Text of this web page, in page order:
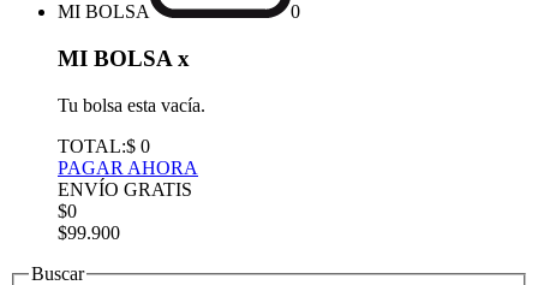
MI BOLSA 0
MI BOLSA x
Tu bolsa esta vacía.
TOTAL:$ 0
PAGAR AHORA
ENVÍO GRATIS
$0
$99.900
Buscar